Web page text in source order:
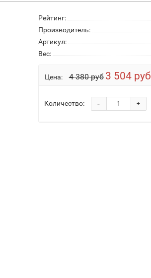
Рейтинг:
Производитель:
Артикул:
Вес:
Цена: 4 380 руб 3 504 руб
Количество: +
-